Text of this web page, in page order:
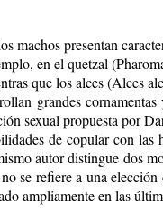
ma­chos pre­sen­tan
en el quet­zal
que los al­ces (Al­ces
gran­des
se­xual pro­pues­ta por
de co­pu­lar con las
au­tor dis­tin­gue dos
se re­fie­re a una
am­plia­men­te en las